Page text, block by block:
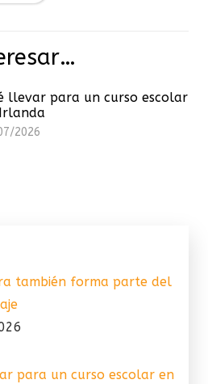
llevar para un curso escolar
2026
también forma parte del
para un curso escolar en